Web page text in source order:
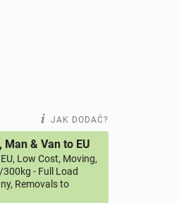
JAK DODAĆ?
& Van to EU
Low Cost, Moving,
- Full Load
Removals to